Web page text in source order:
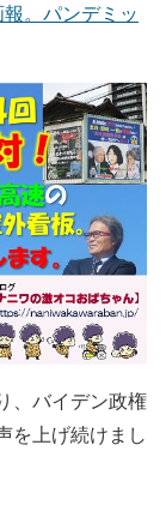
。パンデミッ
、バイデン政権
を上げ続けまし